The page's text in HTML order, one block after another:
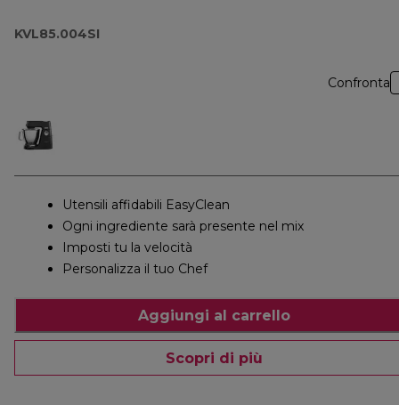
KVL85.004SI
Confronta
Utensili affidabili EasyClean
Ogni ingrediente sarà presente nel mix
Imposti tu la velocità
Personalizza il tuo Chef
Aggiungi al carrello
Scopri di più